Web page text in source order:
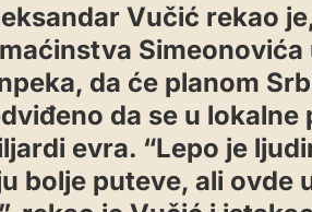
Vučić rekao
Simeonovića
da će planom
da se u lokalne
evra. “Lepo je
bolje puteve, ali ovde